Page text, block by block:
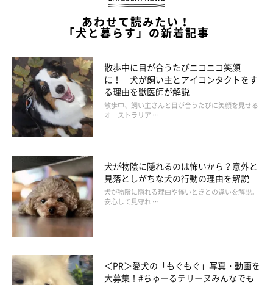
あわせて読みたい！
「犬と暮らす」の新着記事
散歩中に目が合うたびニコニコ笑顔
に！ 犬が飼い主とアイコンタクトをす
る理由を獣医師が解説
散歩中、飼い主さんと目が合うたびに笑顔を見せる
オーストラリア …
犬が物陰に隠れるのは怖いから？意外と
見落としがちな犬の行動の理由を解説
犬が物陰に隠れる理由や怖いときとの違いを解説。
安心して見守れ …
＜PR＞愛犬の「もぐもぐ」写真・動画を
大募集！#ちゅーるテリーヌみんなでも